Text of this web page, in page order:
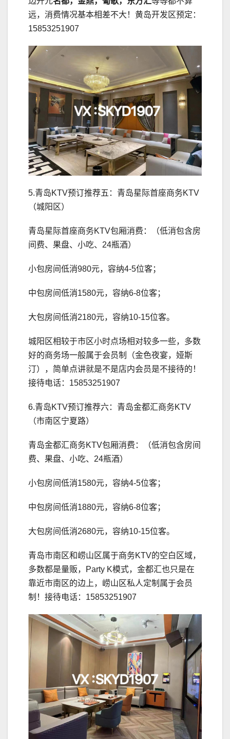
远，消费情况基本相差不大！黄岛开发区预定：
15853251907
5.青岛KTV预订推荐五：青岛星际首座商务KTV
（城阳区）
青岛星际首座商务KTV包厢消费：（低消包含房
间费、果盘、小吃、24瓶酒）
小包房间低消980元，容纳4-5位客；
中包房间低消1580元，容纳6-8位客；
大包房间低消2180元，容纳10-15位客。
城阳区相较于市区小时点场相对较多一些，多数
好的商务场一般属于会员制（金色夜宴，娅斯
汀），简单点讲就是不是店内会员是不接待的！
接待电话：15853251907
6.青岛KTV预订推荐六：青岛金都汇商务KTV
（市南区宁夏路）
青岛金都汇商务KTV包厢消费：（低消包含房间
费、果盘、小吃、24瓶酒）
小包房间低消1580元，容纳4-5位客；
中包房间低消1880元，容纳6-8位客；
大包房间低消2680元，容纳10-15位客。
青岛市南区和崂山区属于商务KTV的空白区域，
多数都是量贩，Party K模式，金都汇也只是在
靠近市南区的边上，崂山区私人定制属于会员
制！接待电话：15853251907